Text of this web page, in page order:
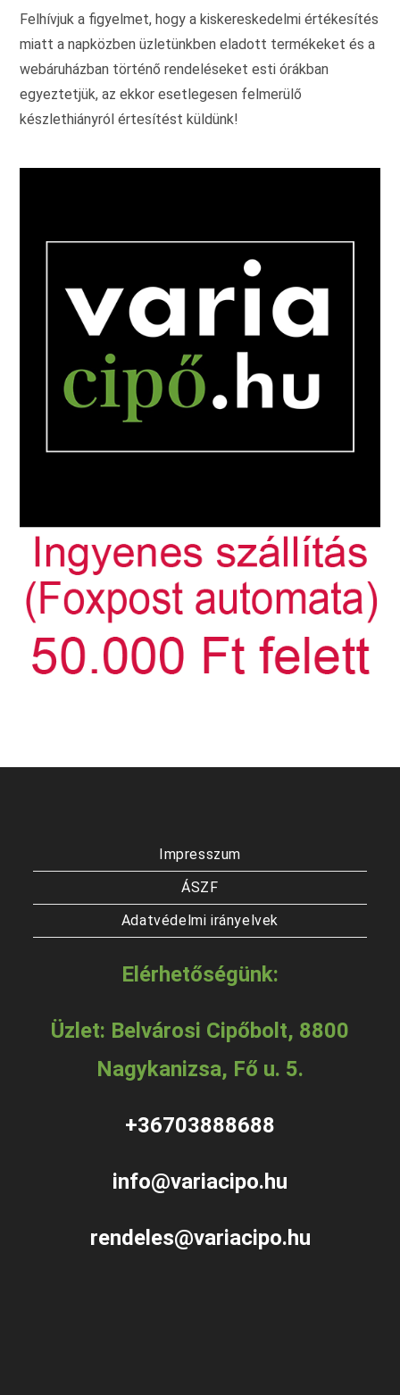
Felhívjuk a figyelmet, hogy a kiskereskedelmi értékesítés
miatt a napközben üzletünkben eladott termékeket és a
webáruházban történő rendeléseket esti órákban
egyeztetjük, az ekkor esetlegesen felmerülő
készlethiányról értesítést küldünk!
Impresszum
ÁSZF
Adatvédelmi irányelvek
Elérhetőségünk:
Üzlet: Belvárosi Cipőbolt, 8800
Nagykanizsa, Fő u. 5.
+36703888688
info@variacipo.hu
rendeles@variacipo.hu